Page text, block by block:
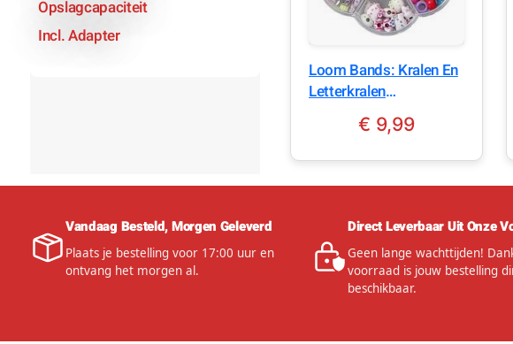
Loom Bands: Kralen En
Letterkralen
Sorteerdoos
€ 9,99
Opslagcapaciteit
Incl. Adapter
Vandaag Besteld, Morgen Geleverd
Plaats je bestelling voor 17:00 uur en
ontvang het morgen al.
Direct Leverbaar Uit Onze
Geen lange wachttijden!
voorraad is jouw bestelling
beschikbaar.